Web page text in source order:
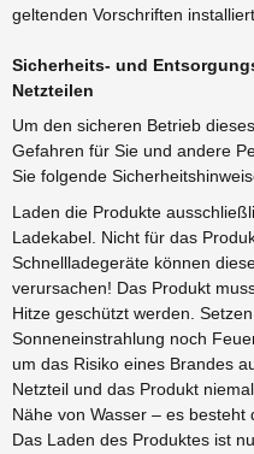
geltenden Vorschriften
Sicherheits- und
Netzteilen
Um den sicheren Betrieb
Gefahren für Sie und andere
Sie folgende
Laden die Produkte
Ladekabel. Nicht für das
Schnellladegeräte können
verursachen! Das Produkt
Hitze geschützt werden.
Sonneneinstrahlung noch
um das Risiko eines Brandes
Netzteil und das Produkt
Nähe von Wasser – es
Das Laden des Produktes ist